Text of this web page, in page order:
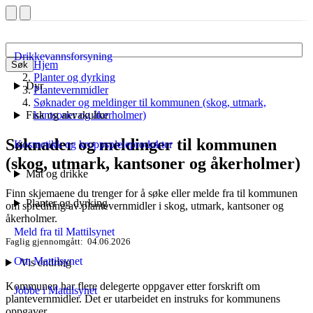
Søk
Drikkevannsforsyning
Dyr
Fisk og akvakultur
Kosmetikk og kroppspleieprodukter
Mat og drikke
Planter og dyrking
Meld fra til Mattilsynet
Om Mattilsynet
Jobbe i Mattilsynet
Hjem
Planter og dyrking
Plantevernmidler
Søknader og meldinger til kommunen (skog, utmark,
kantsoner og åkerholmer)
Søknader og meldinger til kommunen
(skog, utmark, kantsoner og åkerholmer)
Finn skjemaene du trenger for å søke eller melde fra til kommunen
om spredning av plantevernmidler i skog, utmark, kantsoner og
åkerholmer.
Faglig gjennomgått 04.06.2026
Vis endring
Kommunen har flere delegerte oppgaver etter forskrift om
plantevernmidler. Det er utarbeidet en instruks for kommunens